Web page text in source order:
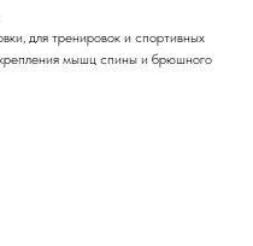
для тренировок и спортивных
мышц спины и брюшного